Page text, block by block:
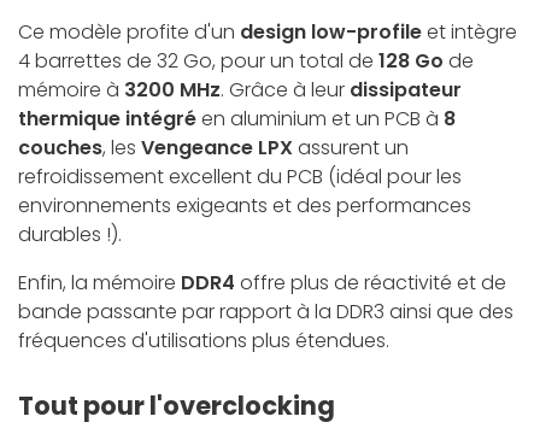
Ce modèle profite d'un design low-profileet intègre
4 barrettes de 32 Go, pour un total de 128 Go de
mémoire à 3200 MHz. Grâce à leur dissipateur
thermique intégréen aluminium et un PCB à 8
couches, les Vengeance LPX assurent un
refroidissement excellent du PCB (idéal pour les
environnements exigeants et des performances
durables !).
Enfin, la mémoire DDR4 offre plus de réactivité et de
bande passante par rapport à la DDR3 ainsi que des
fréquences d'utilisations plus étendues.
Tout pour l'overclocking